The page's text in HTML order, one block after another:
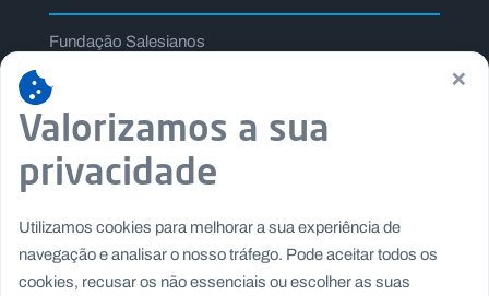
Fundação Salesianos
Família Salesiana
Missão Dom Bosco
Jogos Nacionais Salesianos
×
Valorizamos a sua
privacidade
Utilizamos cookies para melhorar a sua experiência de
navegação e analisar o nosso tráfego. Pode aceitar todos os
cookies, recusar os não essenciais ou escolher as suas